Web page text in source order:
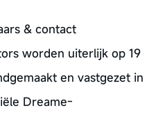
& contact
worden uiterlijk op 19
en vastgezet in
Dreame-